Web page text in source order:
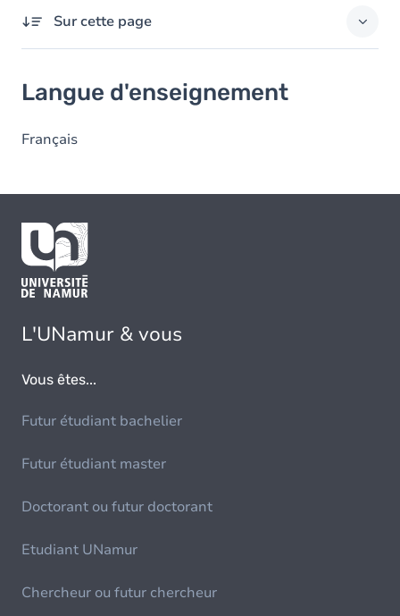
Sur cette page
Langue d'enseignement
Français
L'UNamur & vous
Vous êtes...
Futur étudiant bachelier
Futur étudiant master
Doctorant ou futur doctorant
Etudiant UNamur
Chercheur ou futur chercheur